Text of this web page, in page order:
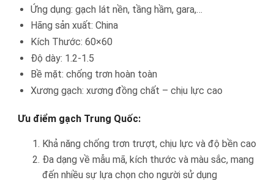
Ứng dụng: gạch lát nền, tầng hầm, gara,…
Hãng sản xuất: China
Kích Thước: 60×60
Độ dày: 1.2-1.5
Bề mặt: chống trơn hoàn toàn
Xương gạch: xương đồng chất – chịu lực cao
Ưu điểm gạch Trung Quốc:
Khả năng chống trơn trượt, chịu lực và độ bền cao
Đa dạng về mẫu mã, kích thước và màu sắc, mang
đến nhiều sự lựa chọn cho người sử dụng